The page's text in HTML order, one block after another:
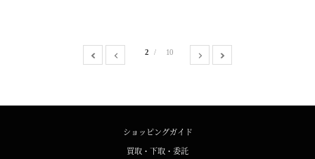
2 10
ショッピングガイド
買取・下取・委託